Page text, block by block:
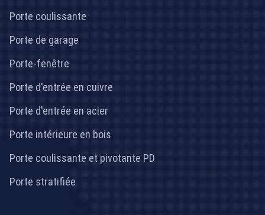
Porte coulissante
Porte de garage
Porte-fenêtre
Porte d'entrée en cuivre
Porte d'entrée en acier
Porte intérieure en bois
Porte coulissante et pivotante PD
Porte stratifiée